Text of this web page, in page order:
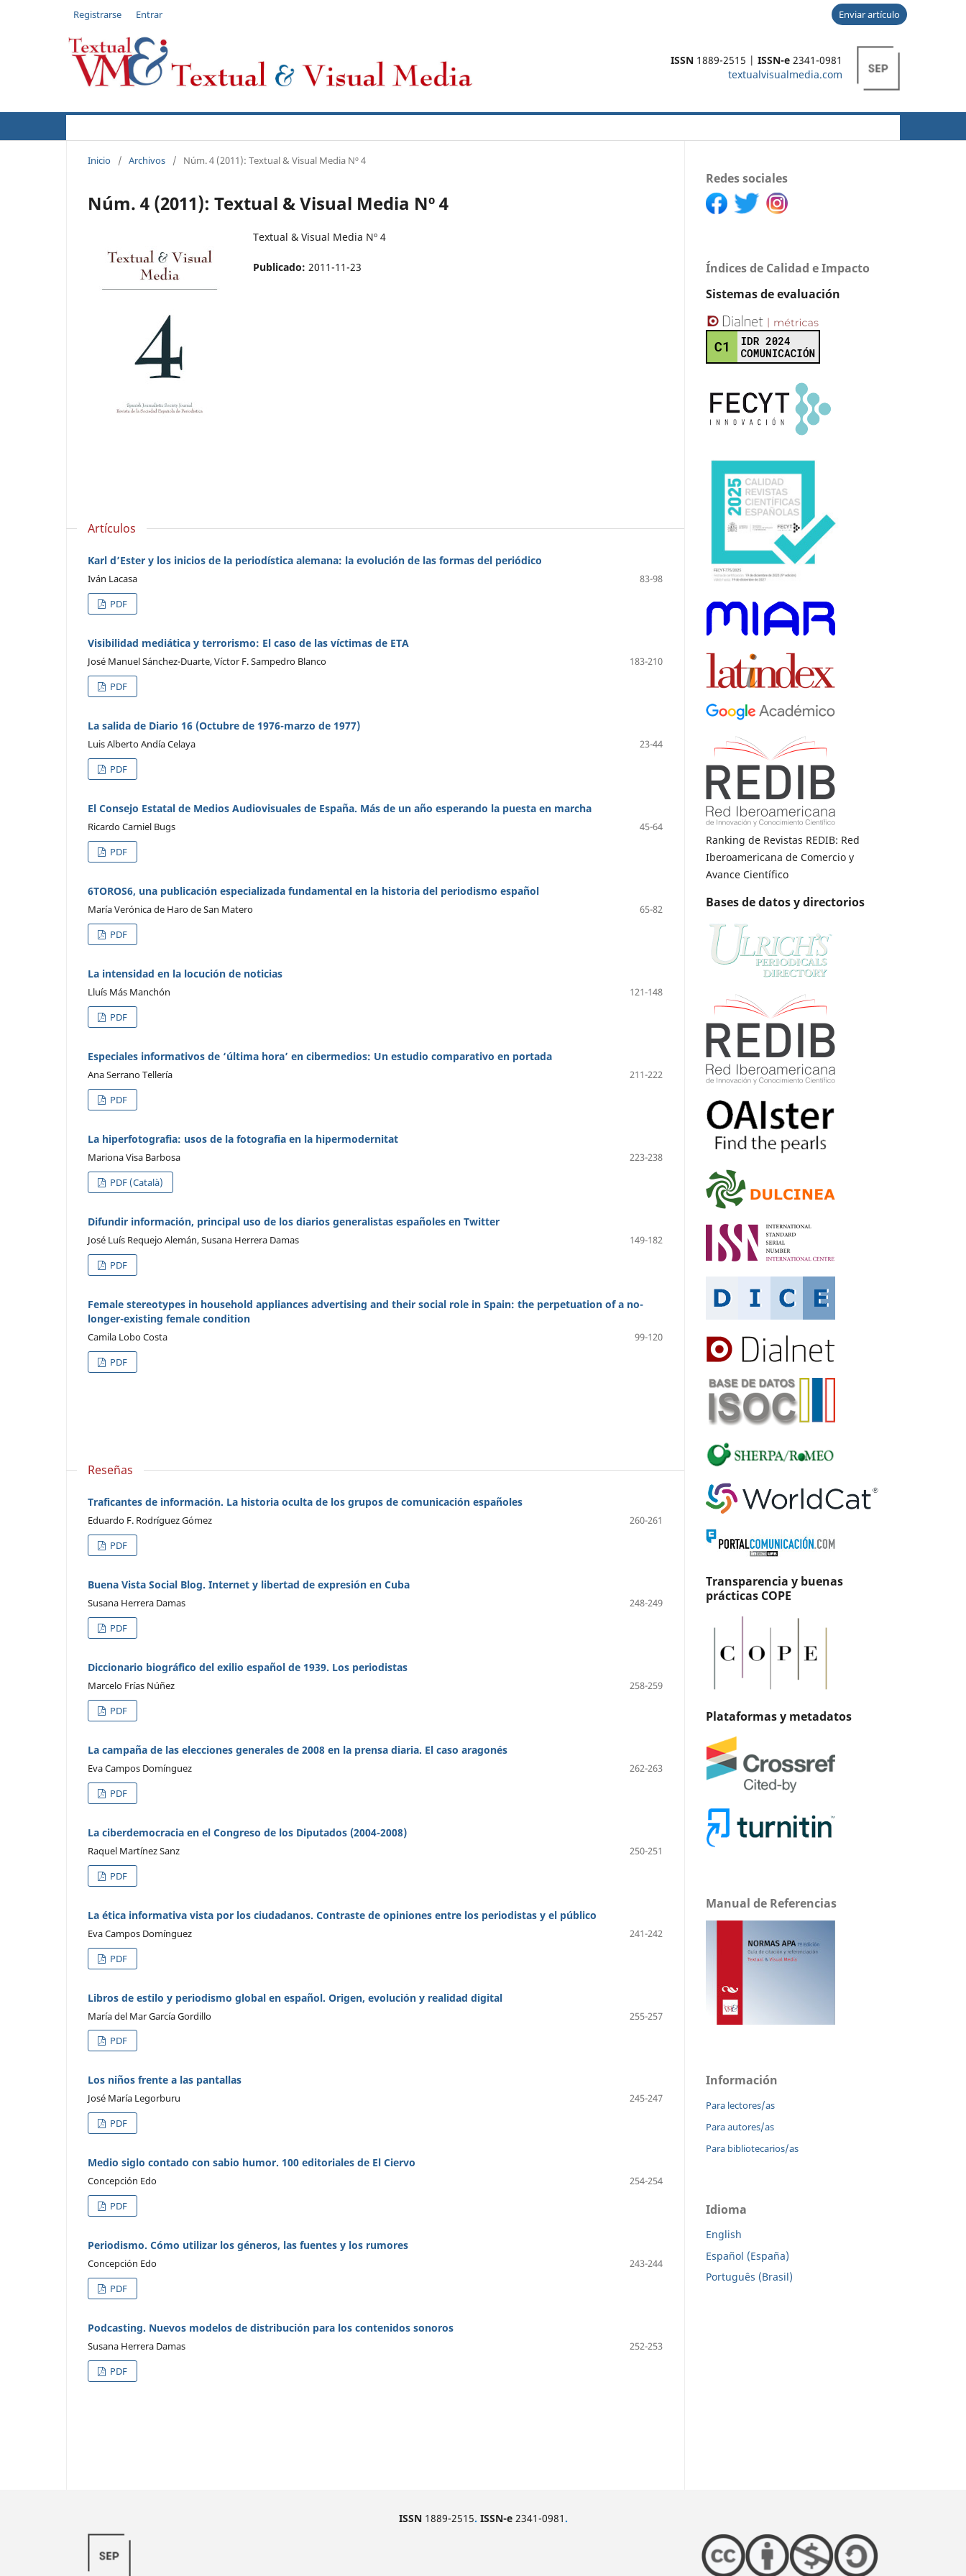
Registrarse Entrar Enviar artículo
Inicio / Archivos / Núm. 4 (2011): Textual & Visual Media Nº 4
Núm. 4 (2011): Textual & Visual Media Nº 4
Textual & Visual Media Nº 4
Publicado: 2011-11-23
Artículos
Karl d’Ester y los inicios de la periodística alemana: la evolución de las formas del periódico
Iván Lacasa
83-98
PDF
Visibilidad mediática y terrorismo: El caso de las víctimas de ETA
José Manuel Sánchez-Duarte, Víctor F. Sampedro Blanco
183-210
PDF
La salida de Diario 16 (Octubre de 1976-marzo de 1977)
Luis Alberto Andía Celaya
23-44
PDF
El Consejo Estatal de Medios Audiovisuales de España. Más de un año esperando la puesta en marcha
Ricardo Carniel Bugs
45-64
PDF
6TOROS6, una publicación especializada fundamental en la historia del periodismo español
María Verónica de Haro de San Matero
65-82
PDF
La intensidad en la locución de noticias
Lluís Más Manchón
121-148
PDF
Especiales informativos de ‘última hora’ en cibermedios: Un estudio comparativo en portada
Ana Serrano Tellería
211-222
PDF
La hiperfotografia: usos de la fotografia en la hipermodernitat
Mariona Visa Barbosa
223-238
PDF (Català)
Difundir información, principal uso de los diarios generalistas españoles en Twitter
José Luís Requejo Alemán, Susana Herrera Damas
149-182
PDF
Female stereotypes in household appliances advertising and their social role in Spain: the perpetuation of a no-
longer-existing female condition
Camila Lobo Costa
99-120
PDF
Reseñas
Traficantes de información. La historia oculta de los grupos de comunicación españoles
Eduardo F. Rodríguez Gómez
260-261
PDF
Buena Vista Social Blog. Internet y libertad de expresión en Cuba
Susana Herrera Damas
248-249
PDF
Diccionario biográfico del exilio español de 1939. Los periodistas
Marcelo Frías Núñez
258-259
PDF
La campaña de las elecciones generales de 2008 en la prensa diaria. El caso aragonés
Eva Campos Domínguez
262-263
PDF
La ciberdemocracia en el Congreso de los Diputados (2004-2008)
Raquel Martínez Sanz
250-251
PDF
La ética informativa vista por los ciudadanos. Contraste de opiniones entre los periodistas y el público
Eva Campos Domínguez
241-242
PDF
Libros de estilo y periodismo global en español. Origen, evolución y realidad digital
María del Mar García Gordillo
255-257
PDF
Los niños frente a las pantallas
José María Legorburu
245-247
PDF
Medio siglo contado con sabio humor. 100 editoriales de El Ciervo
Concepción Edo
254-254
PDF
Periodismo. Cómo utilizar los géneros, las fuentes y los rumores
Concepción Edo
243-244
PDF
Podcasting. Nuevos modelos de distribución para los contenidos sonoros
Susana Herrera Damas
252-253
PDF
Redes sociales
Índices de Calidad e Impacto
Sistemas de evaluación
Ranking de Revistas REDIB: Red
Iberoamericana de Comercio y
Avance Científico
Bases de datos y directorios
Transparencia y buenas
prácticas COPE
Plataformas y metadatos
Manual de Referencias
Información
Para lectores/as
Para autores/as
Para bibliotecarios/as
Idioma
English
Español (España)
Português (Brasil)
ISSN 1889-2515 | ISSN-e 2341-0981
textualvisualmedia.com
ISSN1889-2515. ISSN-e2341-0981 .